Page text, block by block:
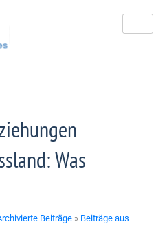
Was
Beiträge » Beiträge aus